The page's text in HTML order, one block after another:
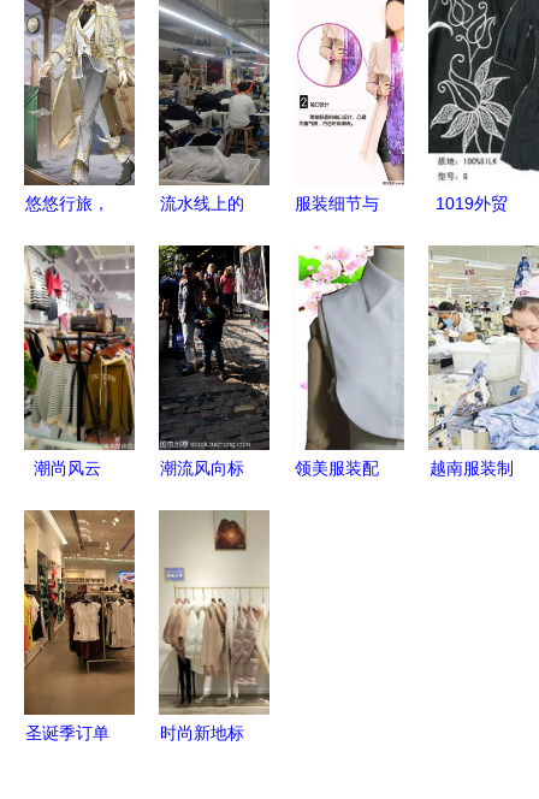
悠悠行旅，
德州扒鸡新
装《武林佳
话》
流水线上的
名服装厂工
人的自述
服装细节与
从设计到呈
现的深度融
合
1019外贸
品质与潮流
的完美融合
潮尚风云
营之道
潮流风向标
服装模特及
其穿搭风格
探析
领美服装配
越南服装制
圣诞季订单
时尚新地标